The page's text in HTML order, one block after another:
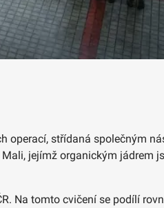
operací, střídaná společným
jejímž organickým jádrem
Na tomto cvičení se podílí